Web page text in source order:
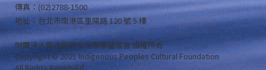
傳真：(02)2788-1500
地址：台北市南港區重陽路 120 號 5 樓
財團法人原住民族文化事業基金會 版權所有
Copyright © 2021 Indigenous Peoples Cultural Foundation
All Rights Reserved .